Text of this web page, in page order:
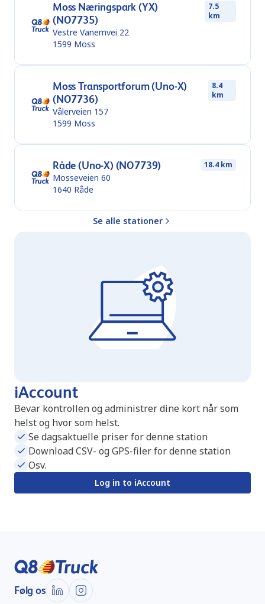
Moss Næringspark (YX)
(NO7735)
7.5
km
Vestre Vanemvei 22
1599 Moss
Moss Transportforum (Uno-X)
(NO7736)
8.4
km
Vålerveien 157
1599 Moss
Råde (Uno-X) (NO7739) 18.4 km
Mosseveien 60
1640 Råde
Se alle stationer
iAccount
Bevar kontrollen og administrer dine kort når som
helst og hvor som helst.
Se dagsaktuelle priser for denne station
Download CSV- og GPS-filer for denne station
Osv.
Log in to iAccount
Følg os